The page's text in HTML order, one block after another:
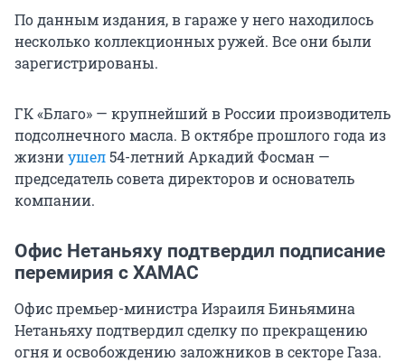
По данным издания, в гараже у него находилось
несколько коллекционных ружей. Все они были
зарегистрированы.
ГК «Благо» — крупнейший в России производитель
подсолнечного масла. В октябре прошлого года из
жизниушел54-летний Аркадий Фосман —
председатель совета директоров и основатель
компании.
Офис Нетаньяху подтвердил подписание
перемирия с ХАМАС
Офис премьер-министра Израиля Биньямина
Нетаньяху подтвердил сделку по прекращению
огня и освобождению заложников в секторе Газа.